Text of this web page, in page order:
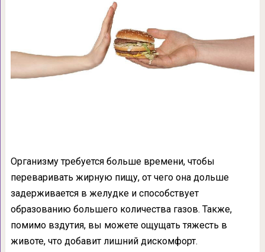
Организму требуется больше времени, чтобы
переваривать жирную пищу, от чего она дольше
задерживается в желудке и способствует
образованию большего количества газов. Также,
помимо вздутия, вы можете ощущать тяжесть в
животе, что добавит лишний дискомфорт.